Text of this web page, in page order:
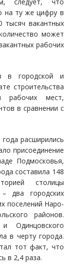
на ту же цифру в
тысяч вакантных
может
рабочих
в городской и
строительства
рабочих мест,
в сравнении с
расширились
присоединение
Подмосковья,
составила 148
столицы
два городских
поселений Наро-
районов.
Одинцовского
в черту города.
тот факт, что
в 2,4 раза.